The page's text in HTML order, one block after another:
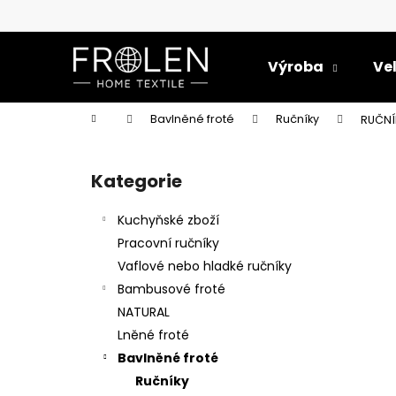
Výroba
Domů Bavlněné froté Ručníky
Přeskočit
kategorie
Kategorie
Kuchyňské zboží
Pracovní ručníky
Vaflové nebo hladké ručníky
Bambusové froté
NATURAL
Lněné froté
Bavlněné froté
Ručníky
o
k
Zpět
Zpět
UTĚRKA PRUHY ÚZKÉ 50X70 BAVLNA/LEN